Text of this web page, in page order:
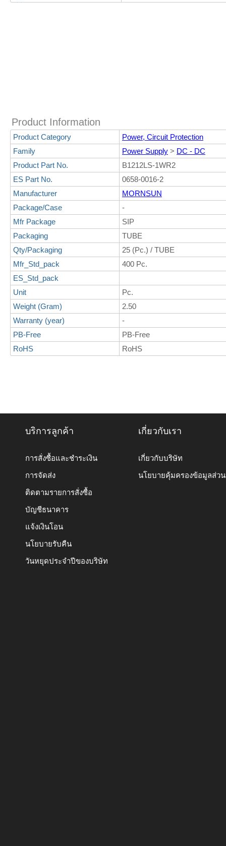
Product Information
Product Category
Power, Circuit Protection
Family
Power Supply > DC - DC
Product Part No.
B1212LS-1WR2
ES Part No.
0658-0016-2
Manufacturer
MORNSUN
Package/Case
-
Mfr Package
SIP
Packaging
TUBE
Qty/Packaging
25 (Pc.) / TUBE
Mfr_Std_pack
400 Pc.
ES_Std_pack
Unit
Pc.
Weight (Gram)
2.50
Warranty (year)
-
PB-Free
PB-Free
RoHS
RoHS
บริการลูกค้า
การสั่งซื้อและชำระเงิน
การจัดส่ง
ติดตามรายการสั่งซื้อ
บัญชีธนาคาร
แจ้งเงินโอน
นโยบายรับคืน
วันหยุดประจำปีของบริษัท
เกี่ยวกับเรา
เกี่ยวกับบริษัท
นโยบายคุ้มครองข้อมูลส่ว